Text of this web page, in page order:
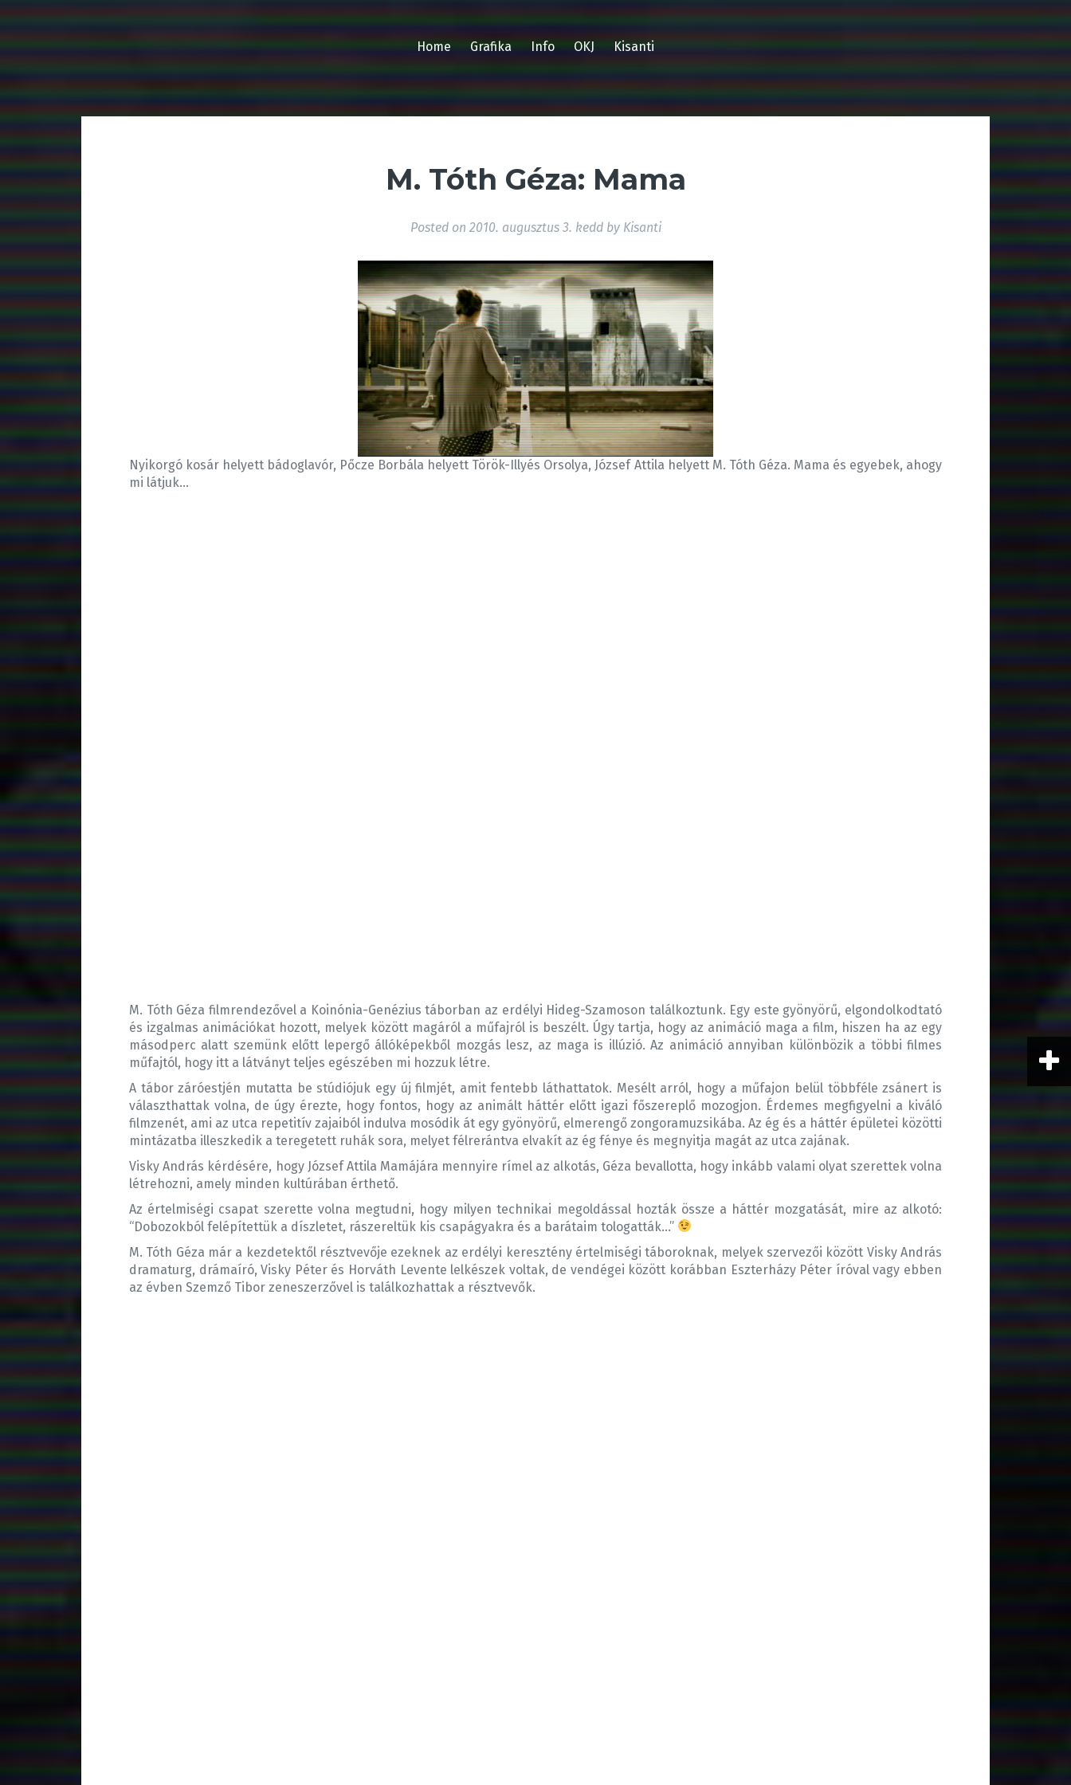
Home Grafika Info OKJ Kisanti
M. Tóth Géza: Mama
Posted on 2010. augusztus 3. keddby Kisanti
Nyikorgó kosár helyett bádoglavór, Pőcze Borbála helyett Török-Illyés Orsolya, József Attila helyett M. Tóth Géza. Mama és egyebek, ahogy
mi látjuk…
M. Tóth Géza filmrendezővel a Koinónia-Genézius táborban az erdélyi Hideg-Szamoson találkoztunk. Egy este gyönyörű, elgondolkodtató
és izgalmas animációkat hozott, melyek között magáról a műfajról is beszélt. Úgy tartja, hogy az animáció maga a film, hiszen ha az egy
másodperc alatt szemünk előtt lepergő állóképekből mozgás lesz, az maga is illúzió. Az animáció annyiban különbözik a többi filmes
műfajtól, hogy itt a látványt teljes egészében mi hozzuk létre.
A tábor záróestjén mutatta be stúdiójuk egy új filmjét, amit fentebb láthattatok. Mesélt arról, hogy a műfajon belül többféle zsánert is
választhattak volna, de úgy érezte, hogy fontos, hogy az animált háttér előtt igazi főszereplő mozogjon. Érdemes megfigyelni a kiváló
filmzenét, ami az utca repetitív zajaiból indulva mosódik át egy gyönyörű, elmerengő zongoramuzsikába. Az ég és a háttér épületei közötti
mintázatba illeszkedik a teregetett ruhák sora, melyet félrerántva elvakít az ég fénye és megnyitja magát az utca zajának.
Visky András kérdésére, hogy József Attila Mamájára mennyire rímel az alkotás, Géza bevallotta, hogy inkább valami olyat szerettek volna
létrehozni, amely minden kultúrában érthető.
Az értelmiségi csapat szerette volna megtudni, hogy milyen technikai megoldással hozták össze a háttér mozgatását, mire az alkotó:
“Dobozokból felépítettük a díszletet, rászereltük kis csapágyakra és a barátaim tologatták…”
M. Tóth Géza már a kezdetektől résztvevője ezeknek az erdélyi keresztény értelmiségi táboroknak, melyek szervezői között Visky András
dramaturg, drámaíró, Visky Péter és Horváth Levente lelkészek voltak, de vendégei között korábban Eszterházy Péter íróval vagy ebben
az évben Szemző Tibor zeneszerzővel is találkozhattak a résztvevők.